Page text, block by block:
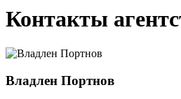
Контакты
Владлен Портнов